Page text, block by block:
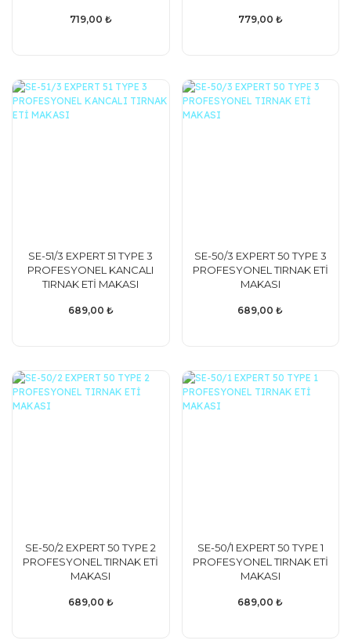
719,00 ₺ 779,00 ₺
SE-51/3 EXPERT 51 TYPE 3
PROFESYONEL KANCALI
TIRNAK ETİ MAKASI
689,00 ₺
SE-50/3 EXPERT 50 TYPE 3
PROFESYONEL TIRNAK ETİ
MAKASI
689,00 ₺
SE-50/2 EXPERT 50 TYPE 2
PROFESYONEL TIRNAK ETİ
MAKASI
689,00 ₺
SE-50/1 EXPERT 50 TYPE 1
PROFESYONEL TIRNAK ETİ
MAKASI
689,00 ₺